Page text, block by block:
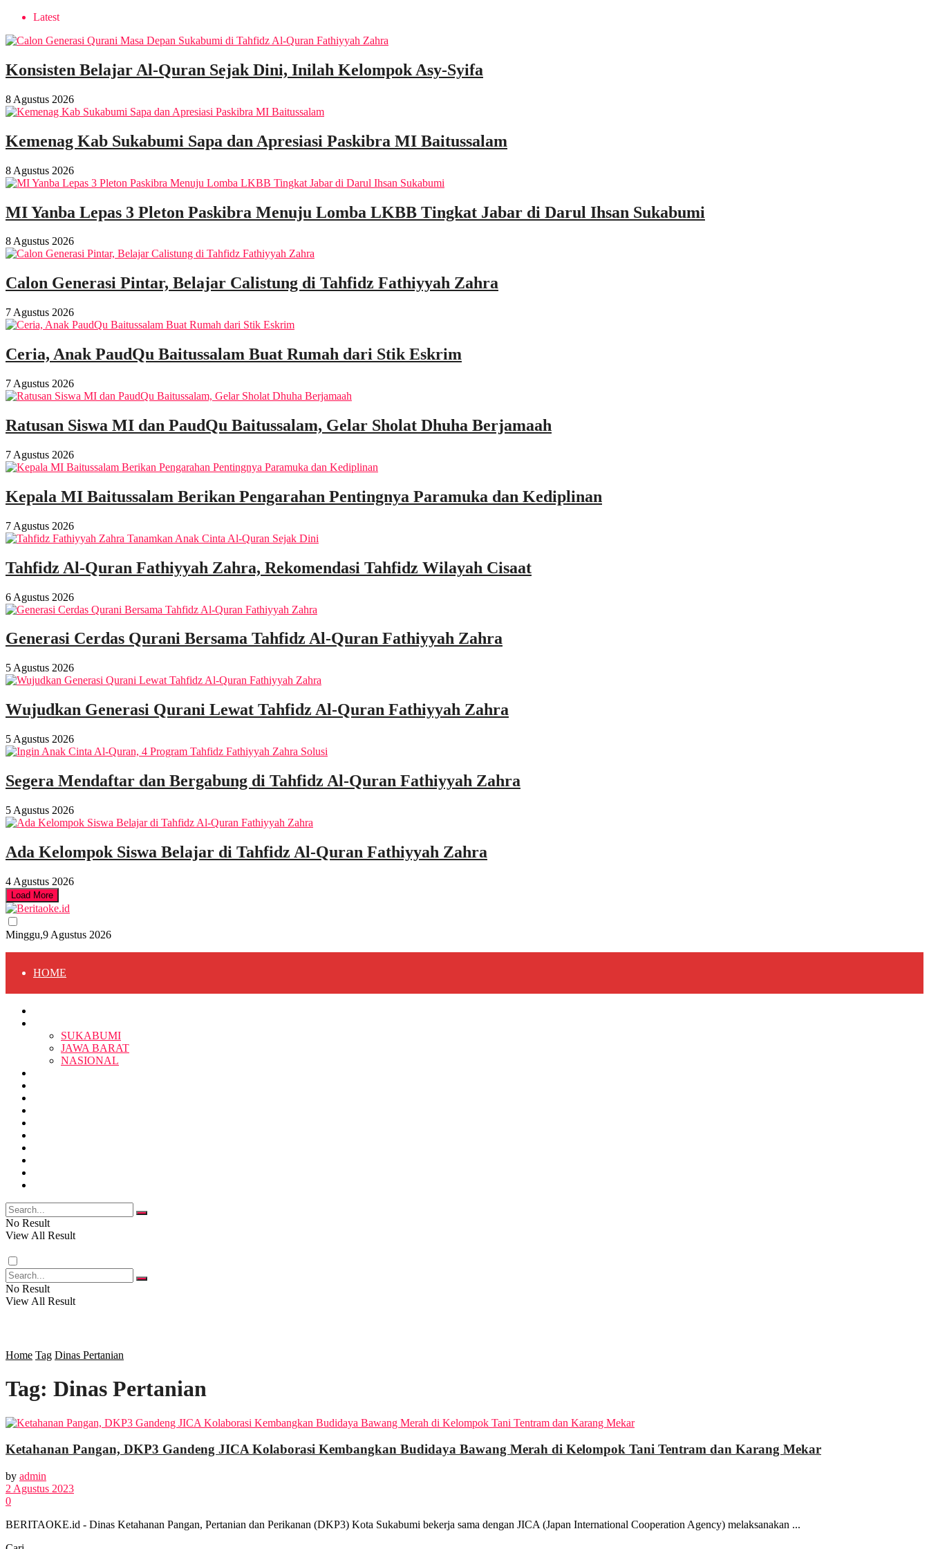
Latest
Konsisten Belajar Al-Quran Sejak Dini, Inilah Kelompok Asy-Syifa
8 Agustus 2026
Kemenag Kab Sukabumi Sapa dan Apresiasi Paskibra MI Baitussalam
8 Agustus 2026
MI Yanba Lepas 3 Pleton Paskibra Menuju Lomba LKBB Tingkat Jabar di Darul Ihsan Sukabumi
8 Agustus 2026
Calon Generasi Pintar, Belajar Calistung di Tahfidz Fathiyyah Zahra
7 Agustus 2026
Ceria, Anak PaudQu Baitussalam Buat Rumah dari Stik Eskrim
7 Agustus 2026
Ratusan Siswa MI dan PaudQu Baitussalam, Gelar Sholat Dhuha Berjamaah
7 Agustus 2026
Kepala MI Baitussalam Berikan Pengarahan Pentingnya Paramuka dan Kediplinan
7 Agustus 2026
Tahfidz Al-Quran Fathiyyah Zahra, Rekomendasi Tahfidz Wilayah Cisaat
6 Agustus 2026
Generasi Cerdas Qurani Bersama Tahfidz Al-Quran Fathiyyah Zahra
5 Agustus 2026
Wujudkan Generasi Qurani Lewat Tahfidz Al-Quran Fathiyyah Zahra
5 Agustus 2026
Segera Mendaftar dan Bergabung di Tahfidz Al-Quran Fathiyyah Zahra
5 Agustus 2026
Ada Kelompok Siswa Belajar di Tahfidz Al-Quran Fathiyyah Zahra
4 Agustus 2026
Load More
Minggu,9 Agustus 2026
HOME
SUKABUMI
PENDIDIKAN
SOSOK
POLITIK
EKBIS
OPINI
SUKABUMI
JAWA BARAT
NASIONAL
No Result
View All Result
No Result
View All Result
Home Tag Dinas Pertanian
Tag: Dinas Pertanian
Ketahanan Pangan, DKP3 Gandeng JICA Kolaborasi Kembangkan Budidaya Bawang Merah di Kelompok Tani Tentram dan Karang Mekar
by admin
2 Agustus 2023
0
BERITAOKE.id - Dinas Ketahanan Pangan, Pertanian dan Perikanan (DKP3) Kota Sukabumi bekerja sama dengan JICA (Japan International Cooperation Agency) melaksanakan ...